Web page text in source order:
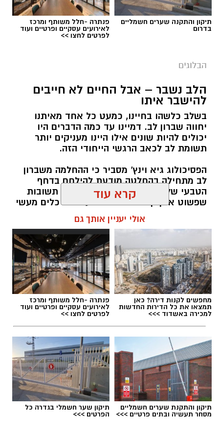
יש לכם מידע חשוב שטרם נחשף? צילומים מאירוע
חדשותי? מצאתם טעות בכתבה? נשמח שתשתפו
אותנו
תיקון והתקנה שערים חשמליים
בדרום
פנתרה -חלל משותף ומרכז
לאירועים עסקיים ופרטיים ועוד
לפרטים לחצו >>
הבלוגים
הלב נשבר – אבל החיים לא חייבים
להישבר איתו
בשלב כלשהו בחיינו, כמעט כל אחד מאיתנו
יחווה שברון לב. דמיינו עד כמה הדברים היו
יכולים להיות שונים אילו היינו מעניקים יותר
תשומת לב לכאב הרגשי הייחודי הזה.
הפסיכולוג גיא וינץ' מסביר כי ההחלמה משברון
לב מתחילה בהחלטה מודעת להילחם בדחף
הטבעי שלנו לייפות את העבר ולחפש תשובות
שפשוט אינן קיימות. הוא מציע ארגז כלים מעשי
שיעזור לנו, בהדרגה, להשתחרר מהכאב ולהמשיך
הלב שלנו אולי נשבר לפעמים, אבל אנחנו לא
חייבים להישבר יחד איתו.
מערכת האתר / 09:04 23.07.26
תגים:טד
קרא עוד
אולי יעניין אותך גם
מחפשים לקנות דירה? כאן
תמצאו את כל הדירות החדשות
למכירה באשדוד >>>
פנתרה -חלל משותף ומרכז
לאירועים עסקיים ופרטיים ועוד
לפרטים לחצו >>
תיקון והתקנת שערים חשמליים
מסחר תעשיה ובתים פרטיים >>>
תיקון שער חשמלי בגדרה כל
הפרטים >>>